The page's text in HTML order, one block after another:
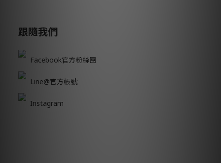
跟隨我們
Facebook官方粉絲團
Line@官方帳號
Instagram